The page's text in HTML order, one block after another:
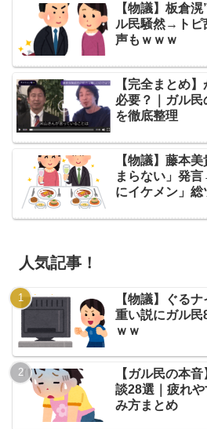
【物議】板倉
ル民騒然→トピ
声もｗｗｗ
【完全まとめ
必要？｜ガル
を徹底整理
【物議】藤本
まらない」発
にイケメン」総
人気記事！
【物議】ぐる
重い説にガル民
ｗｗ
【ガル民の本
談28選｜疲れ
み方まとめ